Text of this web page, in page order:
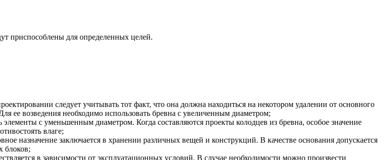
приспособлены для определенных целей.
следует учитывать тот факт, что она должна находиться на некотором удалении от основного
ее возведения необходимо использовать бревна с увеличенным диаметром;
элементы с уменьшенным диаметром. Когда составляются проекты колодцев из бревна, особое значение
влаге;
назначение заключается в хранении различных вещей и конструкций. В качестве основания допускается
блоков;
в зависимости от эксплуатационных условий. В случае необходимости можно произвести